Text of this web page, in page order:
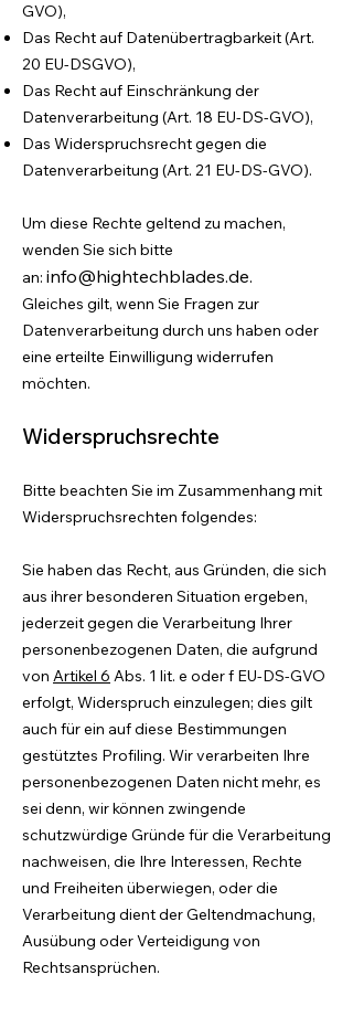
GVO),
Das Recht auf Datenübertragbarkeit (Art.
20 EU-DSGVO),
Das Recht auf Einschränkung der
Datenverarbeitung (Art. 18 EU-DS-GVO),
Das Widerspruchsrecht gegen die
Datenverarbeitung (Art. 21 EU-DS-GVO).
Um diese Rechte geltend zu machen,
wenden Sie sich bitte
an: info@hightechblades.de.
Gleiches gilt, wenn Sie Fragen zur
Datenverarbeitung durch uns haben oder
eine erteilte Einwilligung widerrufen
möchten.
Widerspruchsrechte
Bitte beachten Sie im Zusammenhang mit
Widerspruchsrechten folgendes:
Sie haben das Recht, aus Gründen, die sich
aus ihrer besonderen Situation ergeben,
jederzeit gegen die Verarbeitung Ihrer
personenbezogenen Daten, die aufgrund
von Artikel 6 Abs. 1 lit. e oder f EU-DS-GVO
erfolgt, Widerspruch einzulegen; dies gilt
auch für ein auf diese Bestimmungen
gestütztes Profiling. Wir verarbeiten Ihre
personenbezogenen Daten nicht mehr, es
sei denn, wir können zwingende
schutzwürdige Gründe für die Verarbeitung
nachweisen, die Ihre Interessen, Rechte
und Freiheiten überwiegen, oder die
Verarbeitung dient der Geltendmachung,
Ausübung oder Verteidigung von
Rechtsansprüchen.